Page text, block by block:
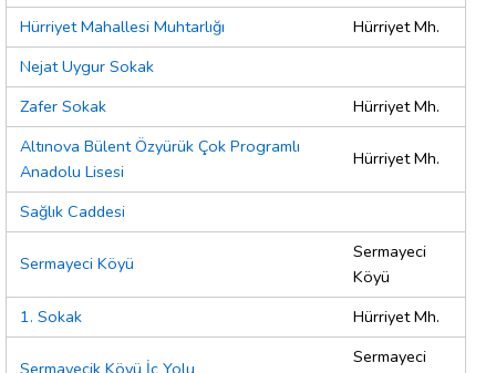
Hürriyet Mahallesi Muhtarlığı
Hürriyet Mh.
Nejat Uygur Sokak
Zafer Sokak
Hürriyet Mh.
Altınova Bülent Özyürük Çok Programlı
Anadolu Lisesi
Hürriyet Mh.
Sağlık Caddesi
Sermayeci Köyü
Sermayeci
Köyü
1. Sokak
Hürriyet Mh.
Sermayeci